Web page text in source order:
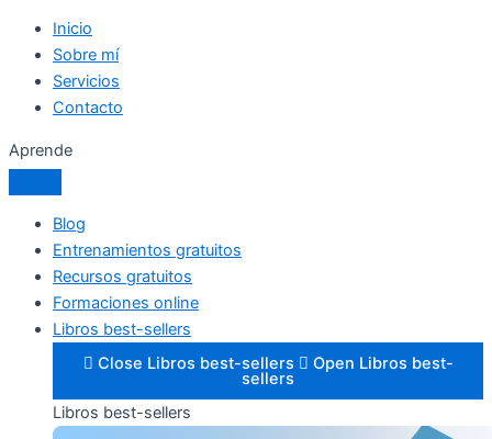
Inicio
Sobre mí
Servicios
Contacto
Aprende
Blog
Entrenamientos gratuitos
Recursos gratuitos
Formaciones online
Libros best-sellers
Close Libros best-sellers
Open Libros best-
sellers
Libros best-sellers